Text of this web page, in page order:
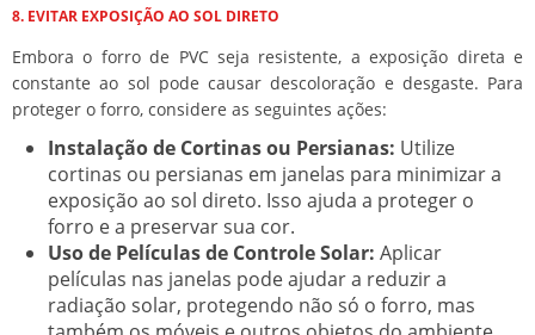
8. EVITAR EXPOSIÇÃO AO SOL DIRETO
Embora o forro de PVC seja resistente, a exposição direta e
constante ao sol pode causar descoloração e desgaste. Para
proteger o forro, considere as seguintes ações:
Instalação de Cortinas ou Persianas: Utilize
cortinas ou persianas em janelas para minimizar a
exposição ao sol direto. Isso ajuda a proteger o
forro e a preservar sua cor.
Uso de Películas de Controle Solar: Aplicar
películas nas janelas pode ajudar a reduzir a
radiação solar, protegendo não só o forro, mas